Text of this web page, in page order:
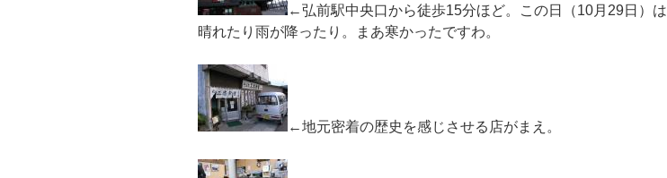
←弘前駅中央口から徒歩15分ほど。この日（10月29日）は
晴れたり雨が降ったり。まあ寒かったですわ。
←地元密着の歴史を感じさせる店がまえ。